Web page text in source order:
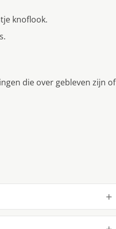
knoflook.
die over gebleven zijn of